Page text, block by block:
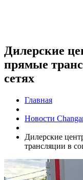
Дилерские
прямые
сетях
Главная
Новости
Дилерские
трансляции в